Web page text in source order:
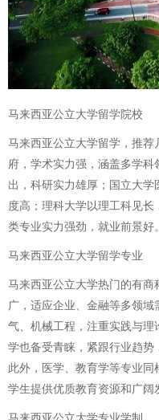
马来西亚公立大学留学院校
马来西亚公立大学留学，推
府，学术实力强，涵盖多学
出，科研实力雄厚；国立大
度高；理科大学以理工科见
类专业实力强劲，就业前景好。
马来西亚公立大学留学专业
马来西亚公立大学热门的有
广，适应企业、金融等多领
气、机械工程，注重实践与
学也备受青睐，紧跟行业趋势
此外，医学、教育学等专业
学生提供优质教育资源和广阔